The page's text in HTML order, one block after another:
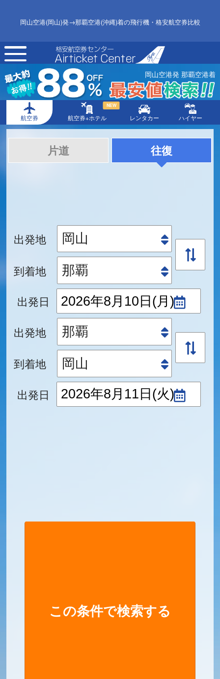
岡山空港(岡山)発→那覇空港(沖縄)着の飛行機・格安航空券比較
toggle
navigation
岡山空港発 那覇空港着
航空券 航空券+ホテル
NEW
レンタカー ハイヤー
片道 往復
出発地
到着地
出発日
出発地
到着地
出発日